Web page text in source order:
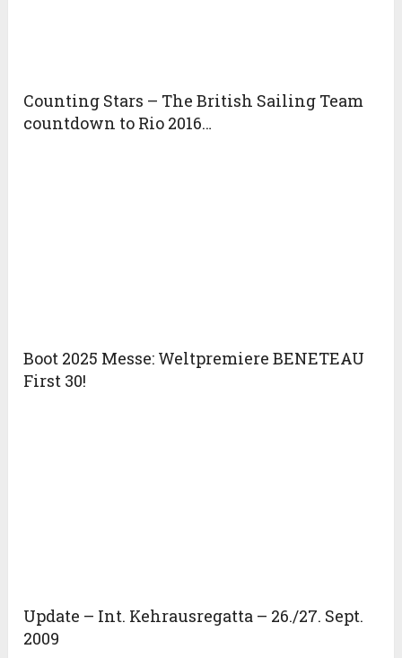
Counting Stars – The British Sailing Team
countdown to Rio 2016…
Boot 2025 Messe: Weltpremiere BENETEAU
First 30!
Update – Int. Kehrausregatta – 26./27. Sept.
2009